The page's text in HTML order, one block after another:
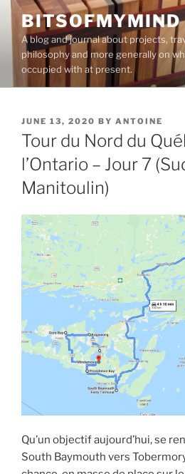
Skip
content
BITSOFMYMIND
A blog and journal about projects,
philosophy and more generally on
occupied with at present.
POSTED
ON
JUNE 13, 2020 BY ANTOINE
Tour du Nord du
l’Ontario – Jour 7
Manitoulin)
Qu’un objectif aujourd’hui, se
South Baymouth vers